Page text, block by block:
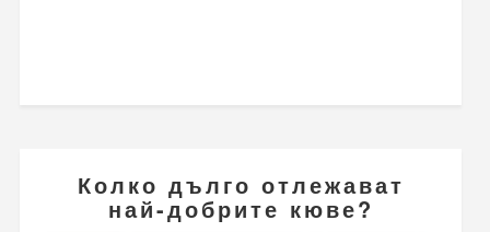
Колко дълго отлежават
най-добрите кюве?